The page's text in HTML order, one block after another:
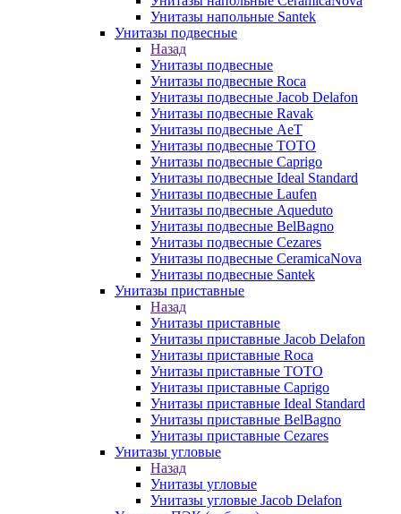
Унитазы напольные Santek
Унитазы подвесные
Назад
Унитазы подвесные
Унитазы подвесные Roca
Унитазы подвесные Jacob Delafon
Унитазы подвесные Ravak
Унитазы подвесные AeT
Унитазы подвесные TOTO
Унитазы подвесные Caprigo
Унитазы подвесные Ideal Standard
Унитазы подвесные Laufen
Унитазы подвесные Aqueduto
Унитазы подвесные BelBagno
Унитазы подвесные Cezares
Унитазы подвесные CeramicaNova
Унитазы подвесные Santek
Унитазы приставные
Назад
Унитазы приставные
Унитазы приставные Jacob Delafon
Унитазы приставные Roca
Унитазы приставные TOTO
Унитазы приставные Caprigo
Унитазы приставные Ideal Standard
Унитазы приставные BelBagno
Унитазы приставные Cezares
Унитазы угловые
Назад
Унитазы угловые
Унитазы угловые Jacob Delafon